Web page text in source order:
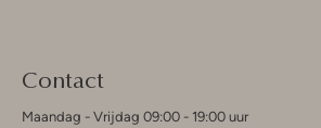
Contact
Maandag - Vrijdag 09:00 - 19:00 uur